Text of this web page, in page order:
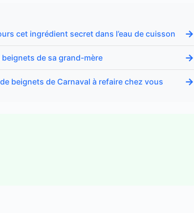
cet ingrédient secret dans l’eau de cuisson →
de sa grand-mère →
beignets de Carnaval à refaire chez vous →